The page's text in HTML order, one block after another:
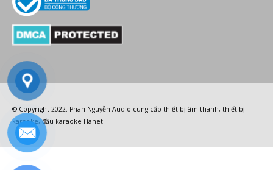
đổi lần lần 2 ngày 18/10/2013. Cơ quan cấp: Phòng Đăng ký kinh doanh
Sở Kế hoạch và Đầu tư Thành Phố Hồ Chí Minh. Địa chỉ: 406 Tân Sơn Nhì
Phường Tân Quý Quận Tân Phú Thành Phố Hồ Chí Minh, Việt Nam. Số
điện thoại: (028) 6269 2440 - 0988.235.713